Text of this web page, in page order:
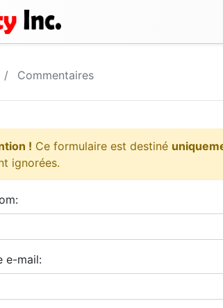
Commentaires
! Ce formulaire est destiné
ignorées.
e-mail: